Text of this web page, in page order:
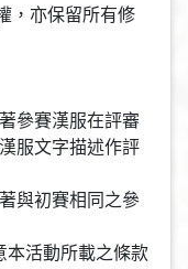
，亦保留所有修
參賽漢服在評審
服文字描述作評
與初賽相同之參
本活動所載之條款